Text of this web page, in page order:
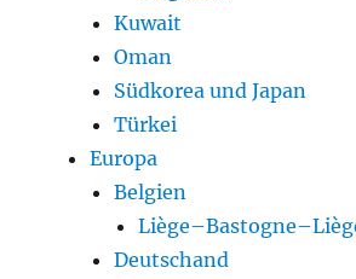
Kuwait
Oman
Südkorea und Japan
Türkei
Europa
Belgien
Deutschand